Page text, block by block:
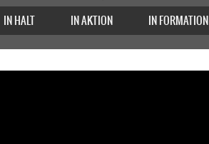
IN HALT IN AKTION IN FORMATION